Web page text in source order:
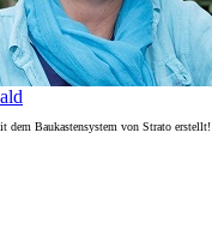
dem Baukastensystem von Strato erstellt!